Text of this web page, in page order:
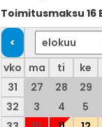
Toimitusmaksu 16
vko ma ti ke
31
27 28 29
32
3 4 5